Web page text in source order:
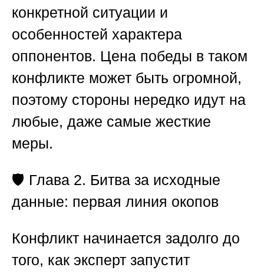
конкретной ситуации и
особенностей характера
оппонентов. Цена победы в таком
конфликте может быть огромной,
поэтому стороны нередко идут на
любые, даже самые жесткие
меры.
🛡️ Глава 2. Битва за исходные
данные: первая линия окопов
Конфликт начинается задолго до
того, как эксперт запустит